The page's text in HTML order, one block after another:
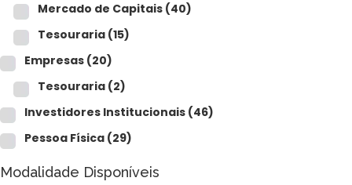
Mercado de Capitais (40)
Tesouraria (15)
Empresas (20)
Tesouraria (2)
Investidores Institucionais (46)
Pessoa Física (29)
Modalidade Disponíveis